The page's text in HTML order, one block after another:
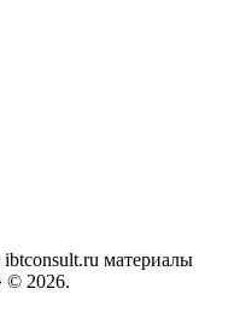
материалы
2026.